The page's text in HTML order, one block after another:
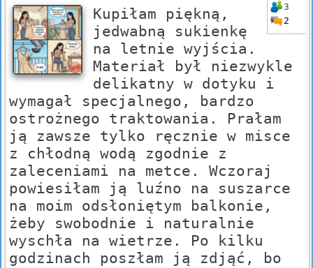
3
2
Kupiłam piękną,
jedwabną sukienkę
na letnie wyjścia.
Materiał był niezwykle
delikatny w dotyku i
wymagał specjalnego, bardzo
ostrożnego traktowania. Prałam
ją zawsze tylko ręcznie w misce
z chłodną wodą zgodnie z
zaleceniami na metce. Wczoraj
powiesiłam ją luźno na suszarce
na moim odsłoniętym balkonie,
żeby swobodnie i naturalnie
wyschła na wietrze. Po kilku
godzinach poszłam ją zdjąć, bo